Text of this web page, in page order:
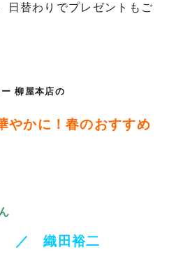
日替わりでプレゼントもご
柳屋本店の
やかに！春のおすすめ
／　織田裕二